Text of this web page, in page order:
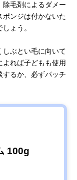
除毛剤によるダメー
ポンジは付かないた
ょう。
ぶとい毛に向いて
れば子どもも使用
するか、必ずパッチ
100g